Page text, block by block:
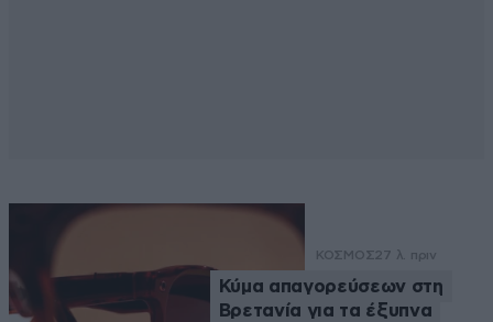
ΚΟΣΜΟΣ27 λ. πριν
Κύμα απαγορεύσεων στη
Βρετανία για τα έξυπνα